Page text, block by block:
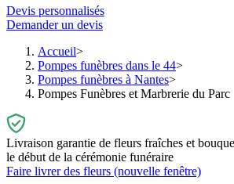
Devis personnalisés
Demander un devis
Accueil
Pompes funèbres dans le 44
Pompes funèbres à Nantes
Pompes Funèbres et Marbrerie du Parc
Livraison garantie de fleurs fraîches et
le début de la cérémonie funéraire
Faire livrer des fleurs (nouvelle fenêtre)